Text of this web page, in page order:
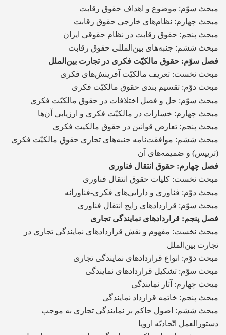
مبحث سوّم: موضوع و اهداف حقوق رقابت
مبحث چهارم: نظام‌های خارجی حقوق رقابت
مبحث پنجم: حقوق رقابت در نظام حقوقی ایران
مبحث ششم: جنبه‌های بین‌المللی حقوق رقابت
فصل سوّم: حقوق مالکیّت فکری در تجارت بین‌الملل
مبحث نخست: تعریف مالکیّت آفرینش‌های فکری
مبحث دوّم: تقسیم بندی حقوق مالکیّت فکری
مبحث سوّم: حل و فصل اختلافات در حقوق مالکیّت فکری
مبحث چهارم: خسارات در مالکیّت فکری و ارزیابی آن‌ها
مبحث پنجم: تعارض قوانین در حقوق مالکیت فکری
مبحث ششم: موافقت‌نامه جنبه‌های تجاری حقوق مالکیّت فکری
(تریپس) و ضمیمه‌های آن
فصل چهارم: حقوق انتقال فناوری
مبحث نخست: کلیات حقوق انتقال فناوری
مبحث دوّم: فناوری و دارایی‌های فکری-فناورانه
مبحث سوّم: قراردادهای رایج انتقال فناوری
فصل پنجم: قراردادهای نمایندگی تجاری
مبحث نخست: مفهوم و نقش قراردادهای نمایندگی تجاری در
تجارت بین‌الملل
مبحث دوّم: انواع قراردادهای نمایندگی تجاری
مبحث سوّم: تشکیل قراردادهای نمایندگی
مبحث چهارم: آثار نمایندگی
مبحث پنجم: خاتمه قرارداد نمایندگی
مبحث ششم: اصول حاکم بر نمایندگی تجاری به موجب
دستورالعمل اتّحادیّه اروپا